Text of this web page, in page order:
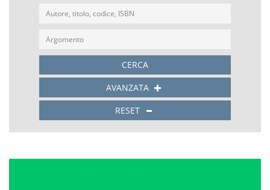
CERCA
AVANZATA
RESET